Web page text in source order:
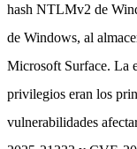
hash NTLMv2 de
de Windows, al
Microsoft Surface. La
privilegios eran los
vulnerabilidades